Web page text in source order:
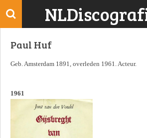
Ga
dePaul Huf
Geb. Amsterdam 1891, overleden 1961. Acteur.
1961